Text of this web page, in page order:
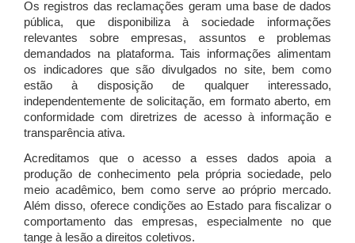
Os registros das reclamações geram uma base de dados
pública, que disponibiliza à sociedade informações
relevantes sobre empresas, assuntos e problemas
demandados na plataforma. Tais informações alimentam
os indicadores que são divulgados no site, bem como
estão à disposição de qualquer interessado,
independentemente de solicitação, em formato aberto, em
conformidade com diretrizes de acesso à informação e
transparência ativa.
Acreditamos que o acesso a esses dados apoia a
produção de conhecimento pela própria sociedade, pelo
meio acadêmico, bem como serve ao próprio mercado.
Além disso, oferece condições ao Estado para fiscalizar o
comportamento das empresas, especialmente no que
tange à lesão a direitos coletivos.